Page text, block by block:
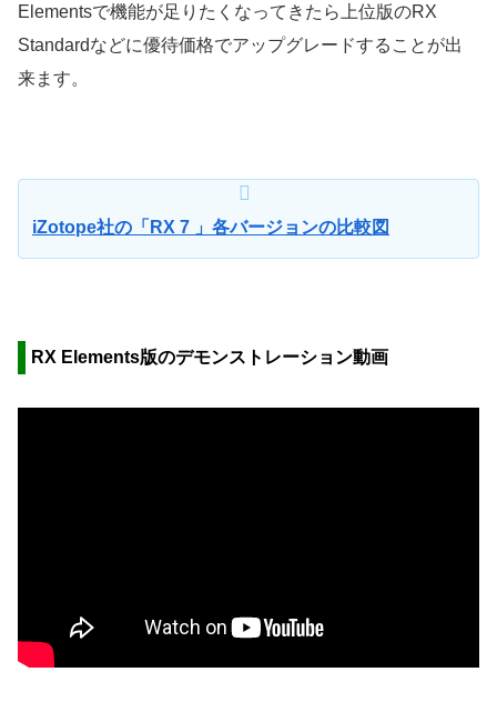
Elementsで機能が足りたくなってきたら上位版のRX
Standardなどに優待価格でアップグレードすることが出
来ます。
iZotope社の「 RX 7 」各バージョンの比較図
RX Elements版のデモンストレーション動画